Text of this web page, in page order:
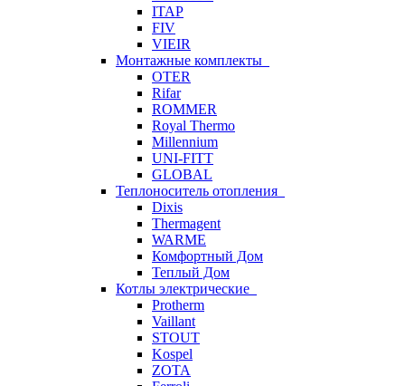
ITAP
FIV
VIEIR
Монтажные комплекты
OTER
Rifar
ROMMER
Royal Thermo
Millennium
UNI-FITT
GLOBAL
Теплоноситель отопления
Dixis
Thermagent
WARME
Комфортный Дом
Теплый Дом
Котлы электрические
Protherm
Vaillant
STOUT
Kospel
ZOTA